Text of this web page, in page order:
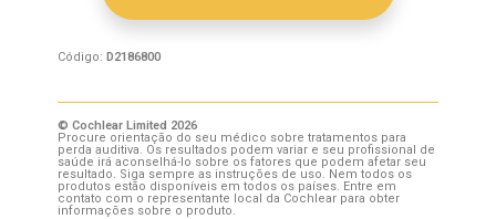
Código:D2186800
© Cochlear Limited 2026
Procure orientação do seu médico sobre tratamentos para
perda auditiva. Os resultados podem variar e seu profissional de
saúde irá aconselhá-lo sobre os fatores que podem afetar seu
resultado. Siga sempre as instruções de uso. Nem todos os
produtos estão disponíveis em todos os países. Entre em
contato com o representante local da Cochlear para obter
informações sobre o produto.